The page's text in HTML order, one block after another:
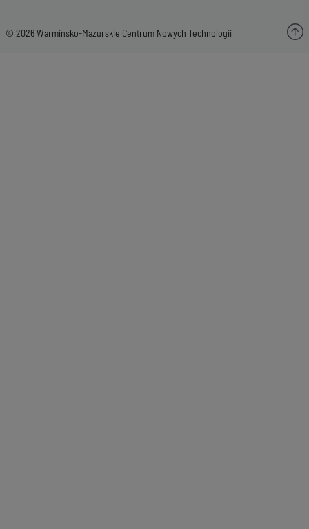
© 2026 Warmińsko-Mazurskie Centrum Nowych Technologii